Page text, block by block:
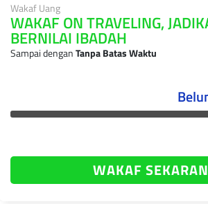
Wakaf Uang
WAKAF ON TRAVELING,
BERNILAI IBADAH
Sampai denganTanpa Batas Waktu
WAKAF